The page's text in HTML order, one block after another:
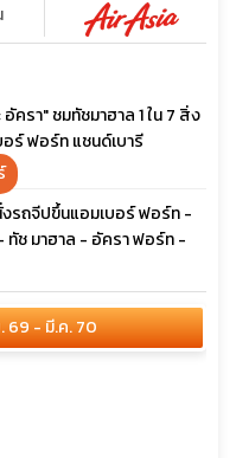
รา" ชมทัชมาฮาล 1 ใน 7 สิ่ง
ร์ ฟอร์ท แชนด์เบารี
รถจีปขึ้นแอมเบอร์ ฟอร์ท -
ทัช มาฮาล - อัครา ฟอร์ท -
69 - มี.ค. 70